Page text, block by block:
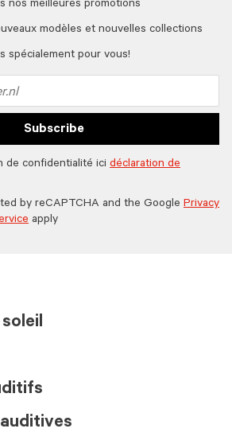
nos meilleures promotions
modèles et nouvelles collections
spécialement pour vous!
Subscribe
de confidentialité ici déclaration de
by reCAPTCHA and the Google Privacy
apply